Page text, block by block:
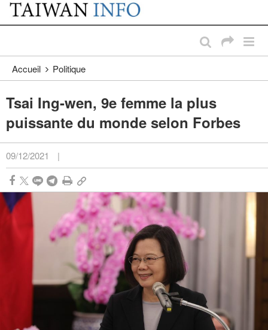
Passer au contenu principal
:::
Accueil Politique
Tsai Ing-wen, 9e femme la plus
puissante du monde selon Forbes
09/12/2021 |